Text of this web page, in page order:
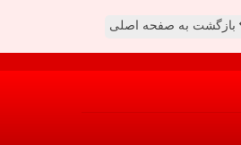
بازگشت به صفحه اصلی